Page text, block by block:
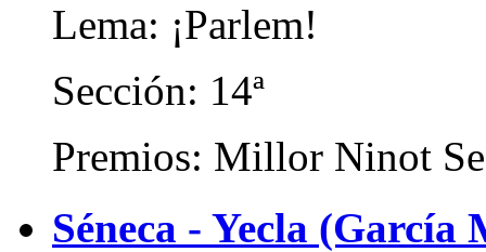
Lema: ¡Parlem!
Sección: 14ª
Premios: Millor Ninot
Séneca - Yecla (García